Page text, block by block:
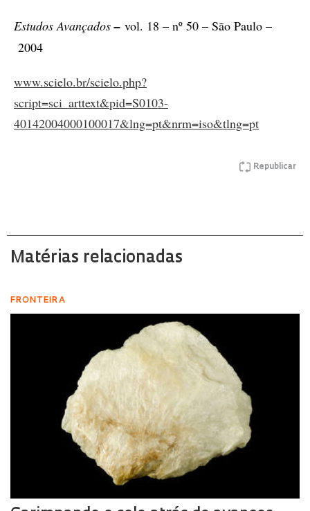
Estudos Avançados– vol. 18 – nº 50 – São Paulo –
2004
www.scielo.br/scielo.php?
script=sci_arttext&pid=S0103-
40142004000100017&lng=pt&nrm=iso&tlng=pt
Republicar